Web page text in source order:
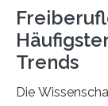
Trends
Die